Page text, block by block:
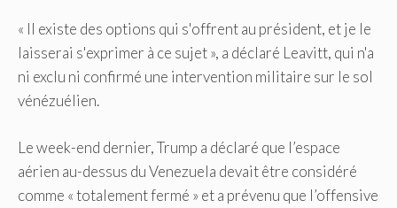
« Il existe des options qui s'offrent au président, et je le
laisserai s'exprimer à ce sujet », a déclaré Leavitt, qui n'a
ni exclu ni confirmé une intervention militaire sur le sol
vénézuélien.
Le week-end dernier, Trump a déclaré que l’espace
aérien au-dessus du Venezuela devait être considéré
comme « totalement fermé » et a prévenu que l’offensive